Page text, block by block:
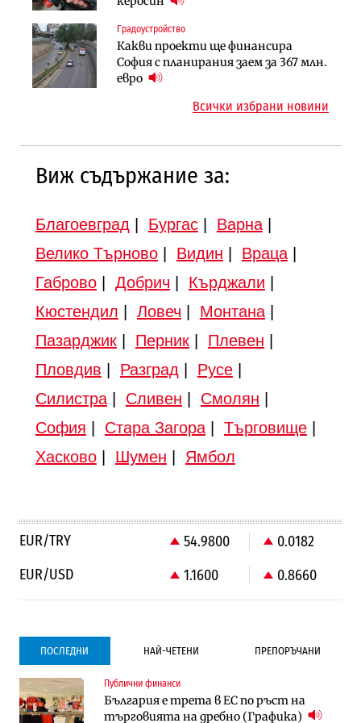
Градоустройство
Какви проекти ще финансира
София с планирания заем за 367 млн.
евро
Търново
Градоустройство
Шест кандидата с интерес към
Инфраструктура
Вторият мост над Варненското
езеро става част от бъдещата
магистрала „Черно море“
Всички избрани новини
Виж съдържание за:
Благоевград Бургас| Варна|
Велико Търново| Видин Враца|
Габрово| Добрич Кърджали
Кюстендил
Ловеч Монтана|
Пазарджик| Перник| Плевен
Пловдив
Разград Русе|
Силистра| Сливен Смолян
София
Стара Загора| Търговище|
Хасково| Шумен Ямбол
EUR/TRY 54.9800
0.0182
EUR/USD
1.1600 0.8660
ПОСЛЕДНИ НАЙ-ЧЕТЕНИ ПРЕПОРЪЧАНИ
Публични финанси
България е трета в ЕС по ръст на
търговията на дребно (Графика)
Градоустройство
Столична община избра изпълнител за
преместването на трамвайното
Компании
Vivacom предлага над 150 устройства с
90% отстъпка през август